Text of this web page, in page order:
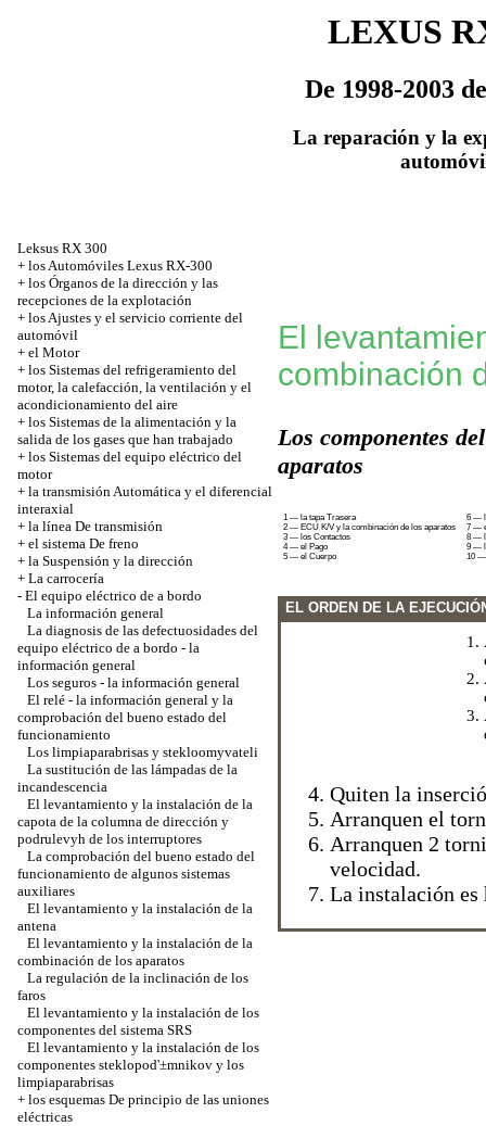
LEXUS
De 1998-2003
La reparación y la
Leksus RX 300
+ los Automóviles Lexus RX-300
+ los Órganos de la dirección y las
recepciones de la explotación
+ los Ajustes y el servicio corriente del
automóvil
+ el Motor
+ los Sistemas del refrigeramiento del
motor, la calefacción, la ventilación y el
acondicionamiento del aire
+ los Sistemas de la alimentación y la
salida de los gases que han trabajado
+ los Sistemas del equipo eléctrico del
motor
+ la transmisión Automática y el diferencial
interaxial
+ la línea De transmisión
+ el sistema De freno
+ la Suspensión y la dirección
+ La carrocería
- El equipo eléctrico de a bordo
La información general
La diagnosis de las defectuosidades del
equipo eléctrico de a bordo - la
información general
Los seguros - la información general
El relé - la información general y la
comprobación del bueno estado del
funcionamiento
Los limpiaparabrisas y stekloomyvateli
La sustitución de las lámpadas de la
incandescencia
El levantamiento y la instalación de la
capota de la columna de dirección y
podrulevyh de los interruptores
La comprobación del bueno estado del
funcionamiento de algunos sistemas
auxiliares
El levantamiento y la instalación de la
antena
El levantamiento y la instalación de la
combinación de los aparatos
La regulación de la inclinación de los
faros
El levantamiento y la instalación de los
componentes del sistema SRS
El levantamiento y la instalación de los
componentes steklopod'±mnikov y los
limpiaparabrisas
+ los esquemas De principio de las uniones
eléctricas
El
combinación
Los componentes
aparatos
1 — la tapa Trasera
2 — ECU K/V y la combinación de los aparatos
3 — los Contactos
4 — el Pago
5 — el Cuerpo
6 —
7 —
8 —
9 —
10 —
EL ORDEN DE LA
Quiten la
Arranquen el
Arranquen 2
velocidad.
La instalación es